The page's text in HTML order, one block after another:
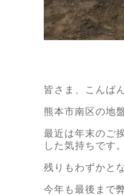
皆さま、こんば
熊本市南区の地
最近は年末のご
した気持ちです。
残りもわずかと
今年も最後まで